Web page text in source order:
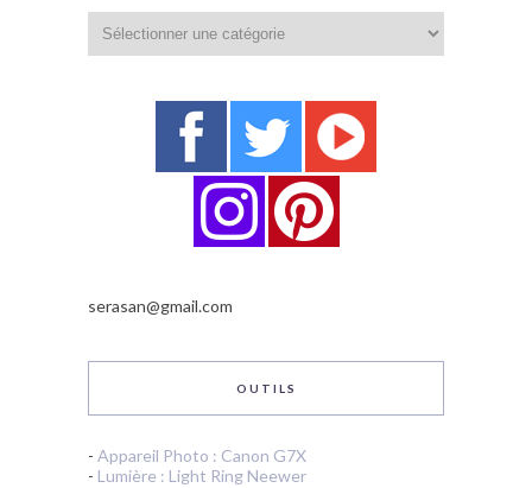
serasan@gmail.com
OUTILS
- Appareil Photo : Canon G7X
- Lumière : Light Ring Neewer